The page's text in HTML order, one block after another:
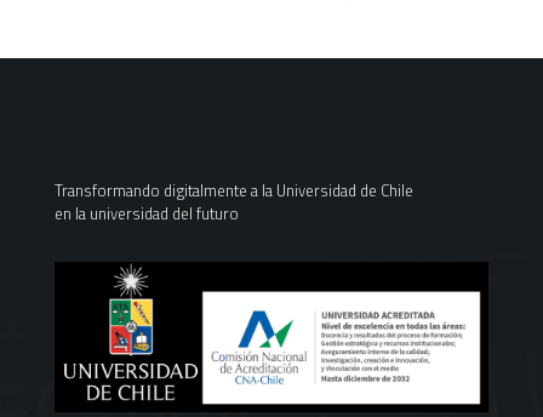
Transformando digitalmente a la Universidad de Chile
en la universidad del futuro